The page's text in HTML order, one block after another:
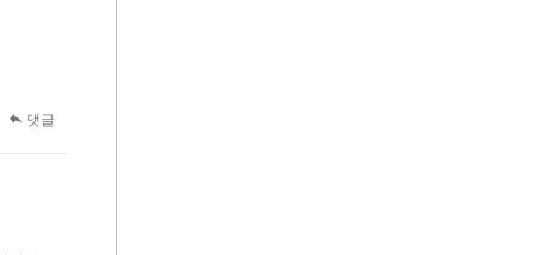
댓글